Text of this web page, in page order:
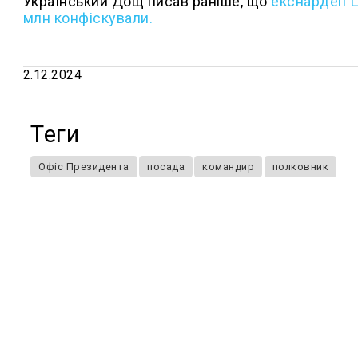
млн конфіскували.
2.12.2024
Теги
Офіс Президента посада командир полковник